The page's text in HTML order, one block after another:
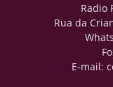
Radio
Rua da
E-mail: